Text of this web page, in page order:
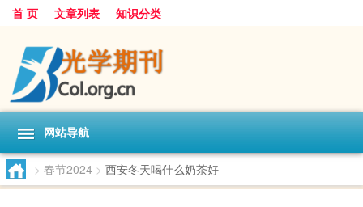
首 页 文章列表 知识分类
网站导航
> 春节2024 > 西安冬天喝什么奶茶好